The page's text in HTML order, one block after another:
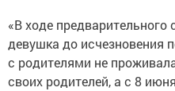
«В ходе предварительного
девушка до исчезновения
с родителями не
своих родителей, а с 8